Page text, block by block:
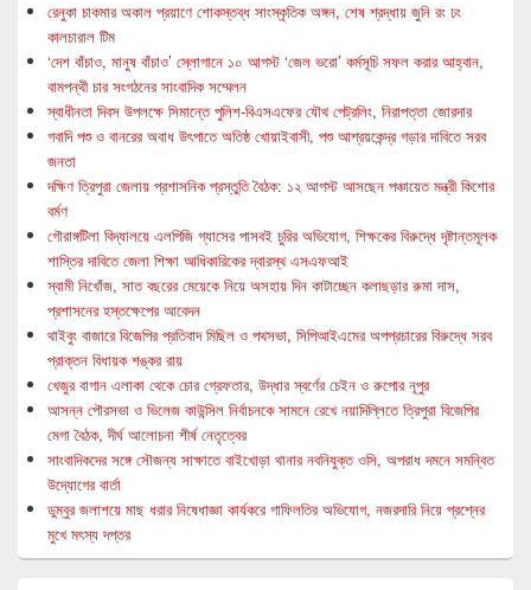
রেনুকা চাকমার অকাল প্রয়াণে শোকস্তব্ধ সাংস্কৃতিক অঙ্গন, শেষ শ্রদ্ধায় জুনি রং ঢং
কালচারাল টিম
‘দেশ বাঁচাও, মানুষ বাঁচাও’ স্লোগানে ১০ আগস্ট ‘জেল ভরো’ কর্মসূচি সফল করার আহ্বান,
বামপন্থী চার সংগঠনের সাংবাদিক সম্মেলন
স্বাধীনতা দিবস উপলক্ষে সিমান্তে পুলিশ-বিএসএফের যৌথ পেট্রলিং, নিরাপত্তা জোরদার
গবাদি পশু ও বানরের অবাধ উৎপাতে অতিষ্ঠ খোয়াইবাসী, পশু আশ্রয়কেন্দ্র গড়ার দাবিতে সরব
জনতা
দক্ষিণ ত্রিপুরা জেলায় প্রশাসনিক প্রস্তুতি বৈঠক: ১২ আগস্ট আসছেন পঞ্চায়েত মন্ত্রী কিশোর
বর্মণ
গৌরাঙ্গটিলা বিদ্যালয়ে এলপিজি গ্যাসের পাসবই চুরির অভিযোগ, শিক্ষকের বিরুদ্ধে দৃষ্টান্তমূলক
শাস্তির দাবিতে জেলা শিক্ষা আধিকারিকের দ্বারস্থ এসএফআই
স্বামী নিখোঁজ, সাত বছরের মেয়েকে নিয়ে অসহায় দিন কাটাচ্ছেন কলাছড়ার রুমা দাস,
প্রশাসনের হস্তক্ষেপের আবেদন
থাইবুং বাজারে বিজেপির প্রতিবাদ মিছিল ও পথসভা, সিপিআইএমের অপপ্রচারের বিরুদ্ধে সরব
প্রাক্তন বিধায়ক শঙ্কর রায়
খেজুর বাগান এলাকা থেকে চোর গ্রেফতার, উদ্ধার স্বর্ণের চেইন ও রুপোর নূপুর
আসন্ন পৌরসভা ও ভিলেজ কাউন্সিল নির্বাচনকে সামনে রেখে নয়াদিল্লিতে ত্রিপুরা বিজেপির
মেগা বৈঠক, দীর্ঘ আলোচনা শীর্ষ নেতৃত্বের
সাংবাদিকদের সঙ্গে সৌজন্য সাক্ষাতে বাইখোড়া থানার নবনিযুক্ত ওসি, অপরাধ দমনে সমন্বিত
উদ্যোগের বার্তা
ডুম্বুর জলাশয়ে মাছ ধরার নিষেধাজ্ঞা কার্যকরে গাফিলতির অভিযোগ, নজরদারি নিয়ে প্রশ্নের
মুখে মৎস্য দপ্তর